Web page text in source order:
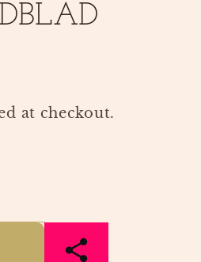
at checkout.